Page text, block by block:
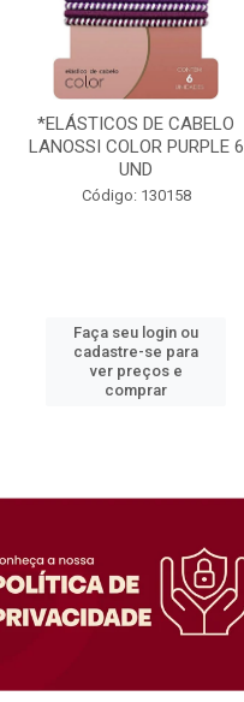
*ELÁSTICOS DE CABELO
LANOSSI COLOR PURPLE 6
UND
Código: 130158
Faça seu login ou
cadastre-se para
ver preços e
comprar